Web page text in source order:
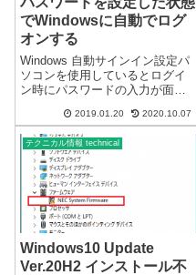
でWindowsに自動でログ
オンする
Windows 自動サインイン設定パ
ソコンを使用しているとログイ
ン時にパスワードの入力が面倒
ことがあると思います。セキュ
リティー上、パスワードは何か
と必要になるのでなるべくパス
ワードを設定することをおスス
メいたし...
2019.01.20 2020.10.07
テクニカル情報 technical
Windows10 Update
Ver.20H2 インストール不